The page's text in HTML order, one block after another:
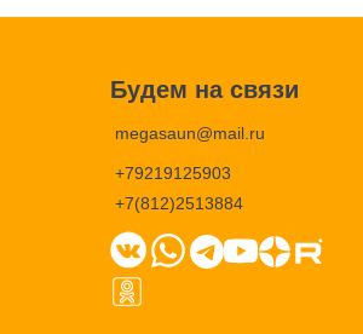
Будем на связи
megasaun@mail.ru
+79219125903
+7(812)2513884